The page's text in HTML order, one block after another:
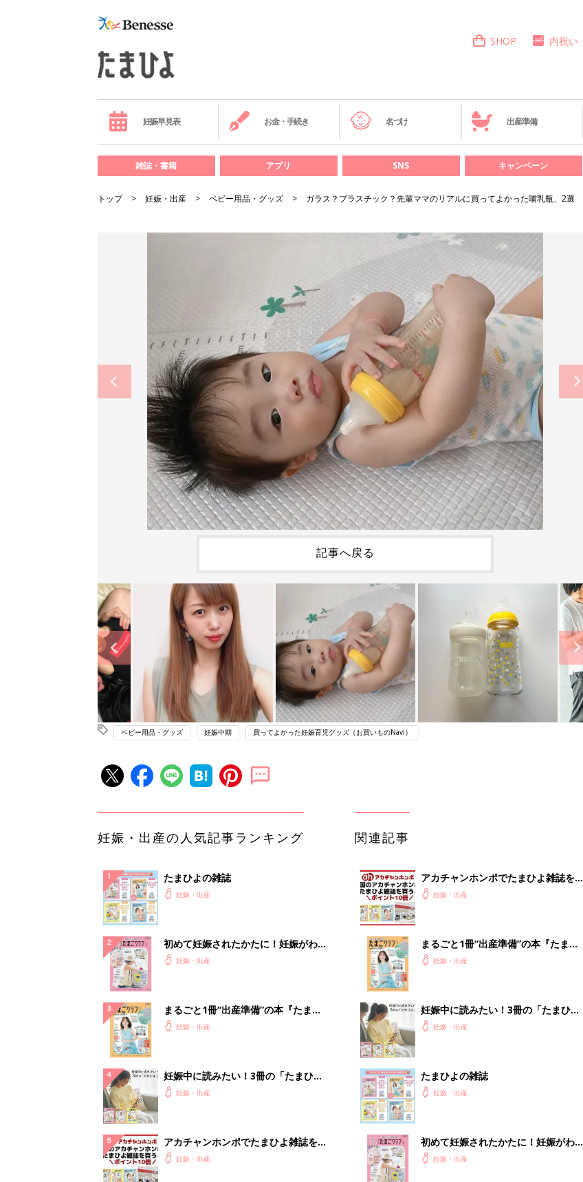
SHOP 内祝い
妊娠早見表 お金・手続き 名づけ 出産準備
雑誌・書籍 アプリ SNS キャンペーン
トップ 妊娠・出産 ベビー用品・グッズ ガラス？プラスチック？先輩ママのリアルに買ってよかった哺乳瓶、2選
記事へ戻る
ベビー用品・グッズ 妊娠中期 買ってよかった妊娠育児グッズ（お買いものNavi）
妊娠・出産の人気記事ランキング
たまひよの雑誌
妊娠・出産
初めて妊娠されたかたに！妊娠がわか
ったら最初に読む本『初めてのたまご
妊娠・出産
まるごと1冊“出産準備”の本『たまご
クラブ 夏号』〈スペシャル大特集〉
妊娠・出産
妊娠中に読みたい！3冊の「たまひ
よ」妊娠・出産
アカチャンホンポでたまひよ雑誌を買
うとポイント10倍【期間限定】
妊娠・出産
関連記事
アカチャンホンポでたまひよ雑誌を買
うとポイント10倍【期間限定】
妊娠・出産
まるごと1冊“出産準備”の本『たまご
クラブ 夏号』〈スペシャル大特集〉
妊娠・出産
妊娠中に読みたい！3冊の「たまひ
よ」妊娠・出産
たまひよの雑誌
妊娠・出産
初めて妊娠されたかたに！妊娠がわか
ったら最初に読む本『初めてのたまご
妊娠・出産